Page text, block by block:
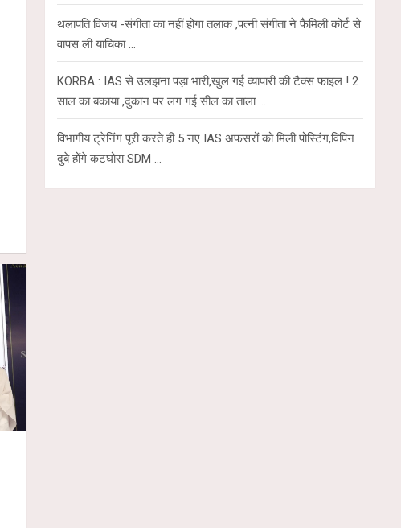
थलापति विजय -संगीता का नहीं होगा तलाक ,पत्नी संगीता ने फैमिली कोर्ट से
वापस ली याचिका …
KORBA : IAS से उलझना पड़ा भारी,खुल गई व्यापारी की टैक्स फाइल ! 2
साल का बकाया ,दुकान पर लग गई सील का ताला …
विभागीय ट्रेनिंग पूरी करते ही 5 नए IAS अफसरों को मिली पोस्टिंग,विपिन
दुबे होंगे कटघोरा SDM …